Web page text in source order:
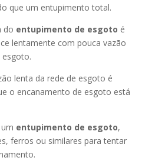
que um entupimento total.
do entupimento de esgoto é
lentamente com pouca vazão
esgoto.
lenta da rede de esgoto é
o encanamento de esgoto está
entupimento de esgoto,
ferros ou similares para tentar